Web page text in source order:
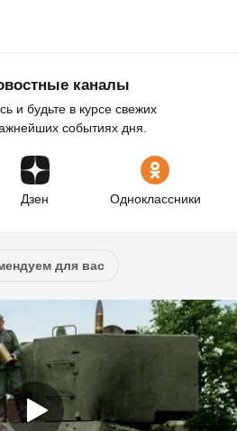
каналы
и будьте в курсе свежих
событиях дня.
Дзен Одноклассники
для вас